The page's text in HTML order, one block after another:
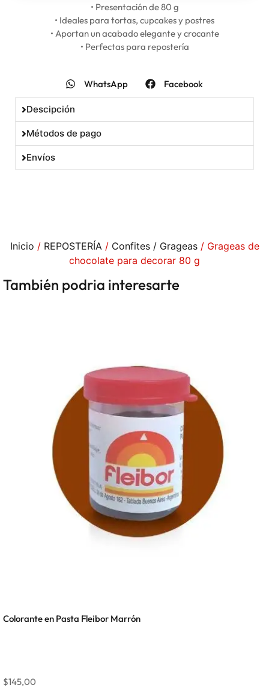
• Presentación de 80 g
• Ideales para tortas, cupcakes y postres
• Aportan un acabado elegante y crocante
• Perfectas para repostería
WhatsApp Facebook
Descipción
Métodos de pago
Envíos
Inicio / REPOSTERÍA/ Confites / Grageas/ Grageas de
chocolate para decorar 80 g
También podria interesarte
Colorante en Pasta Fleibor Marrón
$145,00